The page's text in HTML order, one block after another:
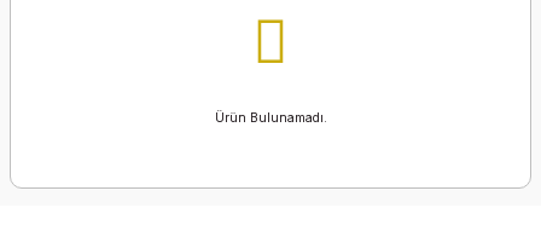
Ürün Bulunamadı.